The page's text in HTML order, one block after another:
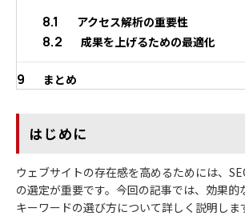
8.1 アクセス解析の重要性
8.2 成果を上げるための最適化
9 まとめ
はじめに
ウェブサイトの存在感を高めるためには、
の選定が重要です。今回の記事では、効果的
キーワードの選び方について詳しく説明しま